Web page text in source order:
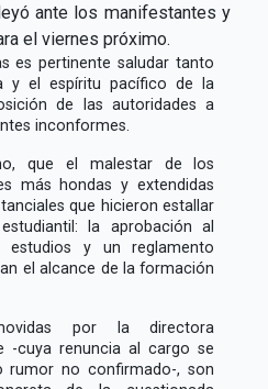
ante los manifestantes y
el viernes próximo.
es pertinente saludar tanto
y el espíritu pacífico de la
de las autoridades a
inconformes.
que el malestar de los
más hondas y extendidas
que hicieron estallar
la aprobación al
y un reglamento
el alcance de la formación
por la directora
-cuya renuncia al cargo se
rumor no confirmado-, son